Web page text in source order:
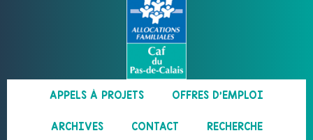
APPELS À PROJETS OFFRES D’EMPLOI
ARCHIVES CONTACT RECHERCHE